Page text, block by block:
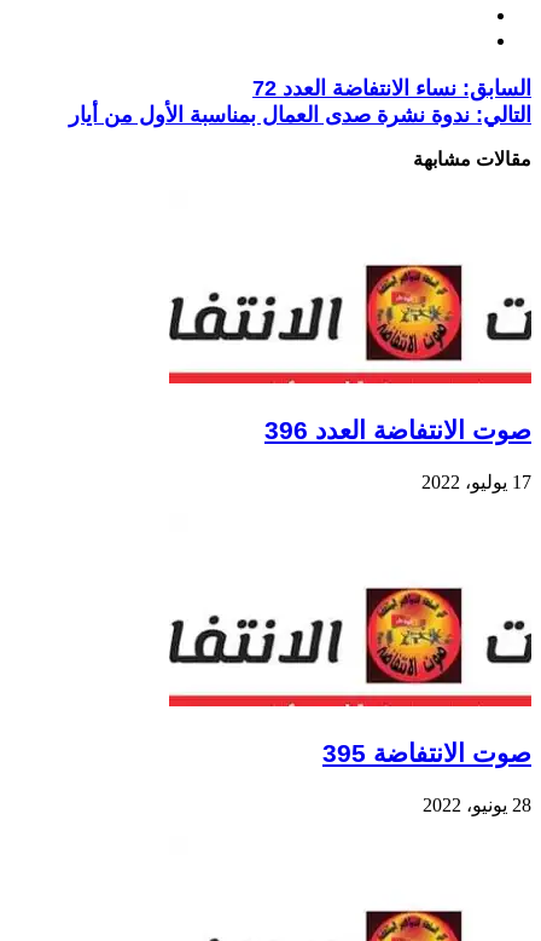
السابق: نساء الانتفاضة العدد 72
التالي: ندوة نشرة صدى العمال بمناسبة الأول من أيار
مقالات مشابهة
صوت الانتفاضة العدد 396
17 يوليو، 2022
صوت الانتفاضة 395
28 يونيو، 2022